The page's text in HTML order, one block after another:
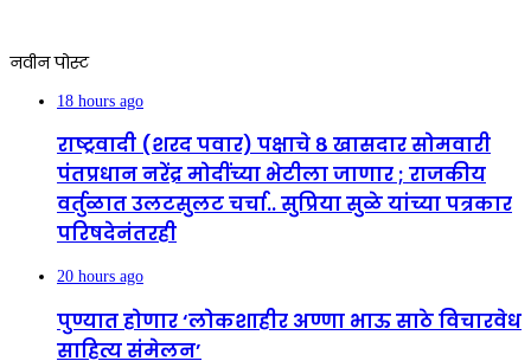
नवीन पोस्ट
18 hours ago
राष्ट्रवादी (शरद पवार) पक्षाचे ८ खासदार सोमवारी
पंतप्रधान नरेंद्र मोदींच्या भेटीला जाणार ; राजकीय
वर्तुळात उलटसुलट चर्चा.. सुप्रिया सुळे यांच्या पत्रकार
परिषदेनंतरही
20 hours ago
पुण्यात होणार ‘लोकशाहीर अण्णा भाऊ साठे विचारवेध
साहित्य संमेलन’